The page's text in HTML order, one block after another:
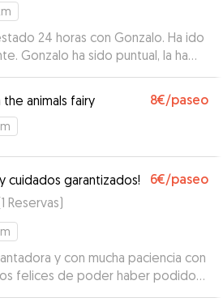
24 horas con Gonzalo. Ha ido
Gonzalo ha sido puntual, la ha
parque favorito, el Alamillo, y su
y han jugado bastante.
the animals fairy 8€/paseo
cuidados garantizados! 6€/paseo
1 Reservas)
y con mucha paciencia con
felices de poder haber podido
Es un amor, agradable y puntual.